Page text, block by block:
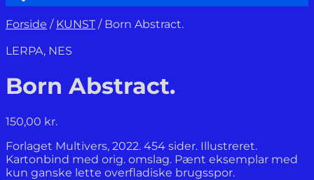
Forside / KUNST / Born Abstract.
LERPA, NES
Born Abstract.
150,00 kr.
Forlaget Multivers, 2022. 454 sider. Illustreret.
Kartonbind med orig. omslag. Pænt eksemplar med
kun ganske lette overfladiske brugsspor.